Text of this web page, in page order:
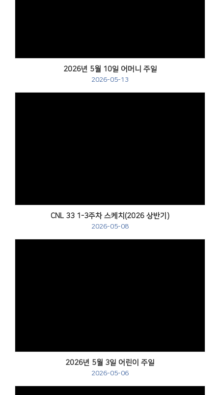
2026년 5월 10일 어머니 주일
2026-05-13
CNL 33 1-3주차 스케치(2026 상반기)
2026-05-08
2026년 5월 3일 어린이 주일
2026-05-06